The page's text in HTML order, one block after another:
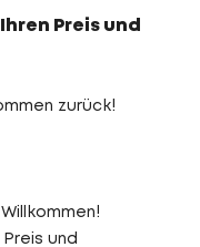
Preis und
zurück!
und